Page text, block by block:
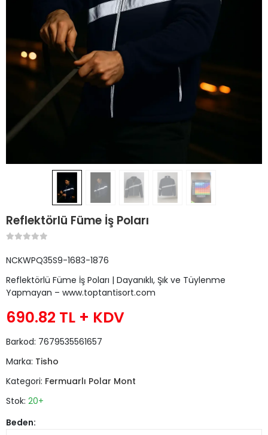
Reflektörlü Füme İş Poları
NCKWPQ35S9-1683-1876
Reflektörlü Füme İş Poları | Dayanıklı, Şık ve Tüylenme
Yapmayan – www.toptantisort.com
690.82 TL + KDV
Barkod: 7679535561657
Marka: Tisho
Kategori: Fermuarlı Polar Mont
Stok: 20+
Beden: